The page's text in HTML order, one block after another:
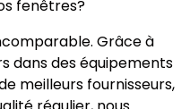
fenêtres?
Grâce à
dans des équipements
meilleurs fournisseurs,